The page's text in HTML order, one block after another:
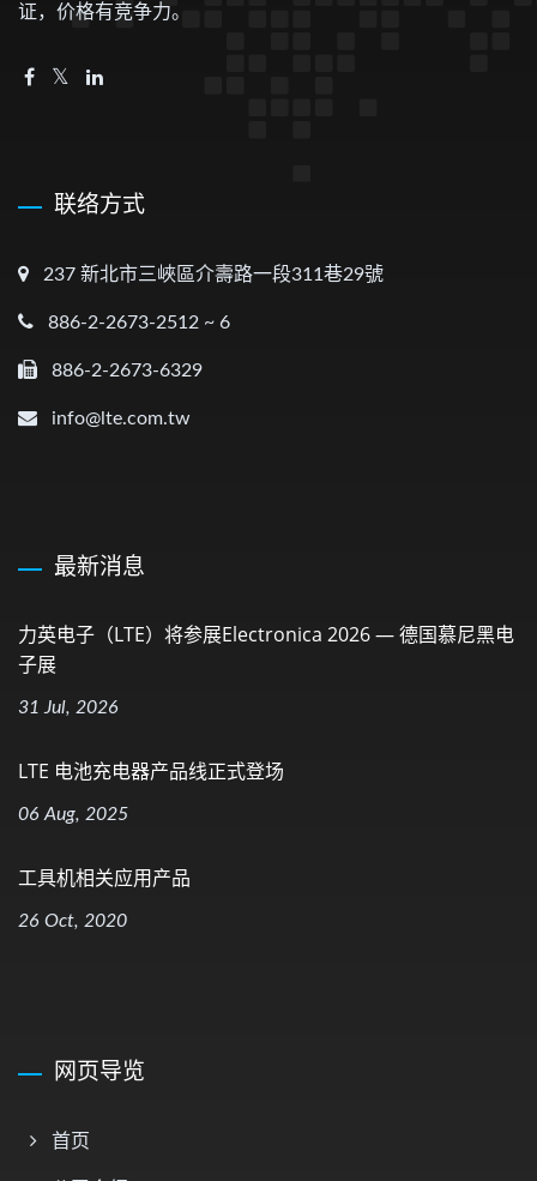
证，价格有竞争力。
联络方式
237 新北市三峽區介壽路一段311巷29號
886-2-2673-2512 ~ 6
886-2-2673-6329
info@lte.com.tw
最新消息
力英电子（LTE）将参展electronica 2026 — 德国慕尼黑电
子展
31 Jul, 2026
LTE 电池充电器产品线正式登场
06 Aug, 2025
工具机相关应用产品
26 Oct, 2020
网页导览
首页